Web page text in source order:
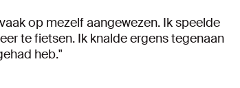
op mezelf aangewezen. Ik speelde
te fietsen. Ik knalde ergens tegenaan
heb."